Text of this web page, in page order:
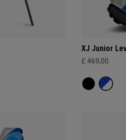
XJ Junior
£ 469,00